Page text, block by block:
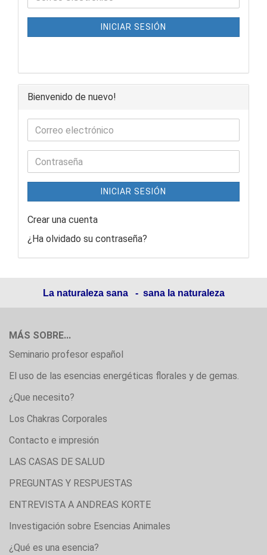
INICIAR SESIÓN
Bienvenido de nuevo!
INICIAR SESIÓN
Crear una cuenta
¿Ha olvidado su contraseña?
La naturaleza sana - sana la naturaleza
MÁS SOBRE...
Seminario profesor español
El uso de las esencias energéticas florales y de gemas.
¿Que necesito?
Los Chakras Corporales
Contacto e impresión
LAS CASAS DE SALUD
PREGUNTAS Y RESPUESTAS
ENTREVISTA A ANDREAS KORTE
Investigación sobre Esencias Animales
¿Qué es una esencia?